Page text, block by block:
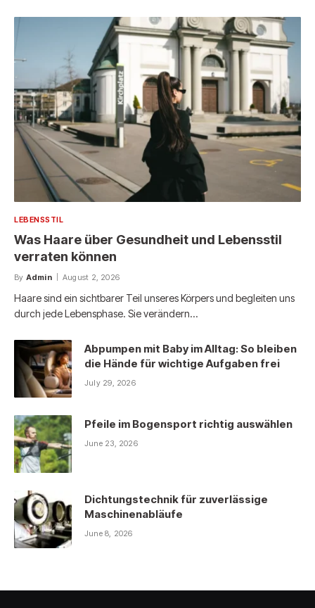
LEBENSSTIL
Was Haare über Gesundheit und Lebensstil
verraten können
By Admin August 2, 2026
Haare sind ein sichtbarer Teil unseres Körpers und begleiten uns
durch jede Lebensphase. Sie verändern…
Abpumpen mit Baby im Alltag: So bleiben
die Hände für wichtige Aufgaben frei
July 29, 2026
Pfeile im Bogensport richtig auswählen
June 23, 2026
Dichtungstechnik für zuverlässige
Maschinenabläufe
June 8, 2026